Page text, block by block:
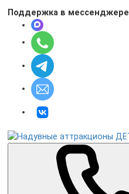
Поддержка в мессенджере